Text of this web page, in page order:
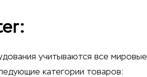
учитываются все мировые
категории товаров: